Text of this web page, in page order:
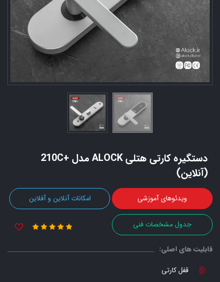
دستگیره کارتی هتلی ALOCK مدل +210C
(آنلاین)
ویدئوهای آموزشی امکانات آنلاین و آفلاین
جدول مشخصات فنی
قابلیت های اصلی:
قفل کارتی